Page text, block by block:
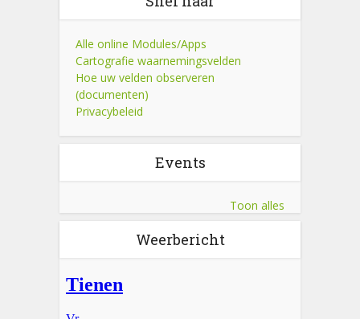
Alle online Modules/Apps
Cartografie waarnemingsvelden
Hoe uw velden observeren
(documenten)
Privacybeleid
Events
Toon alles
Weerbericht